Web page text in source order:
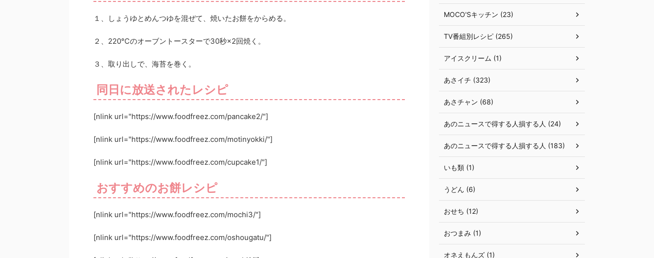
１、しょうゆとめんつゆを混ぜて、焼いたお餅をからめる。
２、220℃のオーブントースターで30秒×2回焼く。
３、取り出しで、海苔を巻く。
同日に放送されたレシピ
[nlink url="https://www.foodfreez.com/pancake2/"]
[nlink url="https://www.foodfreez.com/motinyokki/"]
[nlink url="https://www.foodfreez.com/cupcake1/"]
おすすめのお餅レシピ
[nlink url="https://www.foodfreez.com/mochi3/"]
[nlink url="https://www.foodfreez.com/oshougatu/"]
MOCO'Sキッチン (23)
TV番組別レシピ (265)
アイスクリーム (1)
あさイチ (323)
あさチャン (68)
あのニュースで得する人損する人 (24)
あのニュースで得する人損する人 (183)
いも類 (1)
うどん (6)
おせち (12)
おつまみ (1)
オネえもんズ (1)